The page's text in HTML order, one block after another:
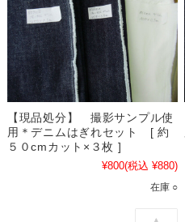
【現品処分】 撮影サンプル使
用＊デニムはぎれセット [ 約
５０cmカット×３枚 ]
¥800(税込 ¥880)
在庫 ○